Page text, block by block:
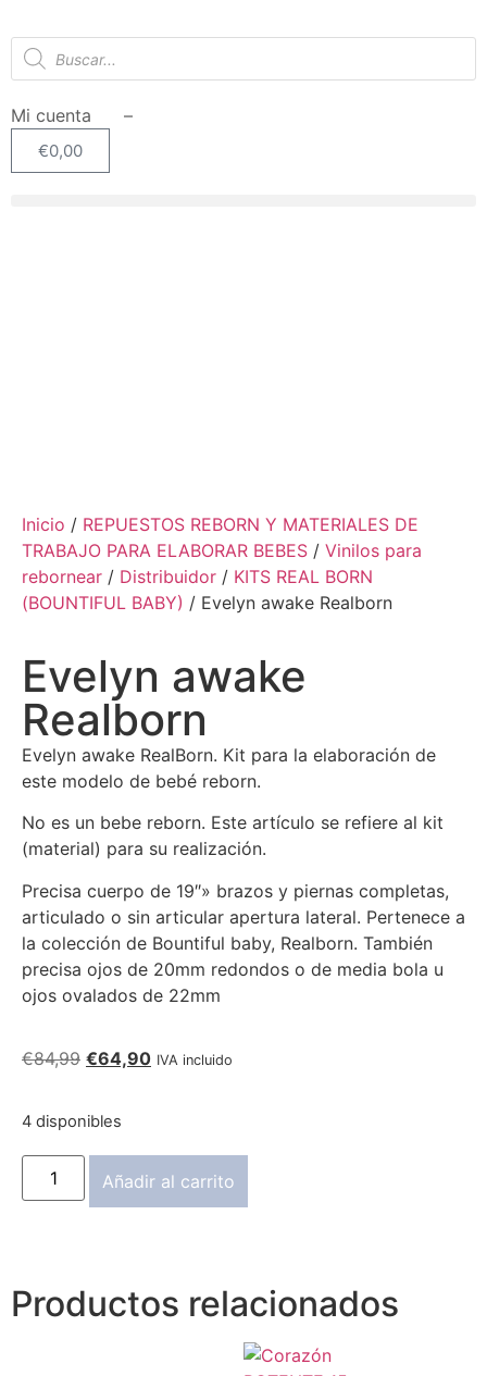
Mi cuenta –
€0,00
Inicio / REPUESTOS REBORN Y MATERIALES DE
TRABAJO PARA ELABORAR BEBES / Vinilos para
rebornear / Distribuidor / KITS REAL BORN
(BOUNTIFUL BABY) / Evelyn awake Realborn
Evelyn awake
Realborn
Evelyn awake RealBorn. Kit para la elaboración de
este modelo de bebé reborn.
No es un bebe reborn. Este artículo se refiere al kit
(material) para su realización.
Precisa cuerpo de 19″» brazos y piernas completas,
articulado o sin articular apertura lateral. Pertenece a
la colección de Bountiful baby, Realborn. También
precisa ojos de 20mm redondos o de media bola u
ojos ovalados de 22mm
€84,99 €64,90 IVA incluido
4 disponibles
Añadir al carrito
Productos relacionados